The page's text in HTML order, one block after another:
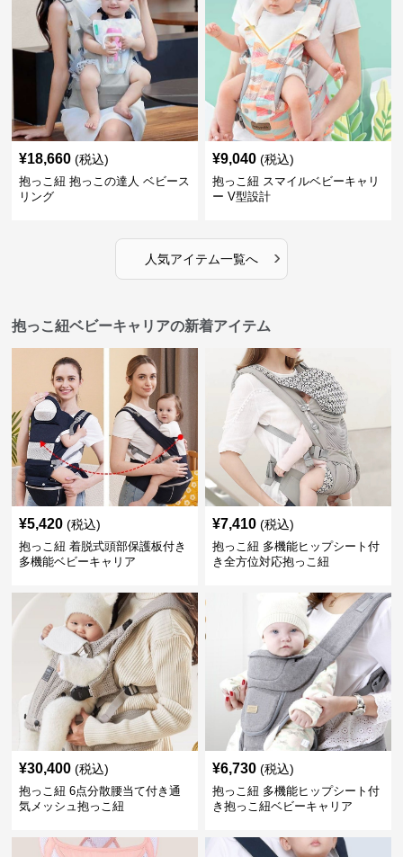
¥18,660 (税込)
抱っこ紐 抱っこの達人 ベビース
リング
¥9,040 (税込)
抱っこ紐 スマイルベビーキャリ
ー V型設計
人気アイテム一覧へ ›
抱っこ紐ベビーキャリアの新着アイテム
¥5,420 (税込)
抱っこ紐 着脱式頭部保護板付き
多機能ベビーキャリア
¥7,410 (税込)
抱っこ紐 多機能ヒップシート付
き全方位対応抱っこ紐
¥30,400 (税込)
抱っこ紐 6点分散腰当て付き通
気メッシュ抱っこ紐
¥6,730 (税込)
抱っこ紐 多機能ヒップシート付
き抱っこ紐ベビーキャリア